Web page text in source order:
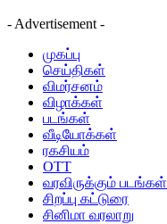
- Advertisement -
முகப்பு
செய்திகள்
விமர்சனம்
விழாக்கள்
படங்கள்
வீடியோக்கள்
ரகசியம்
OTT
வரவிருக்கும் படங்கள்
சிறப்பு கட்டுரை
சினிமா வரலாறு